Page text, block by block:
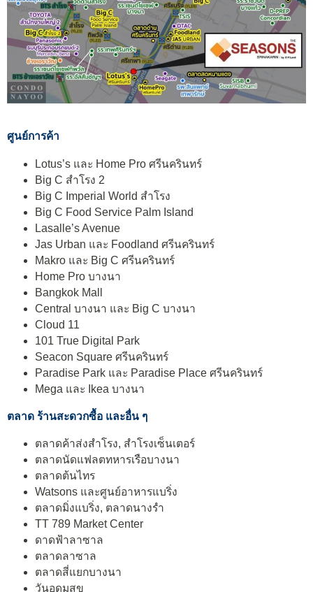
ศูนย์การค้า
Lotus’s และ Home Pro ศรีนครินทร์
Big C สำโรง 2
Big C Imperial World สำโรง
Big C Food Service Palm Island
Lasalle’s Avenue
Jas Urban และ Foodland ศรีนครินทร์
Makro และ Big C ศรีนครินทร์
Home Pro บางนา
Bangkok Mall
Central บางนา และ Big C บางนา
Cloud 11
101 True Digital Park
Seacon Square ศรีนครินทร์
Paradise Park และ Paradise Place ศรีนครินทร์
Mega และ Ikea บางนา
ตลาด ร้านสะดวกซื้อ และอื่น ๆ
ตลาดค้าส่งสำโรง, สำโรงเซ็นเตอร์
ตลาดนัดแฟลตทหารเรือบางนา
ตลาดต้นไทร
Watsons และศูนย์อาหารแบริ่ง
ตลาดมิ่งแบริ่ง, ตลาดนางรำ
TT 789 Market Center
ดาดฟ้าลาซาล
ตลาดลาซาล
ตลาดสี่แยกบางนา
วันอุดมสุข